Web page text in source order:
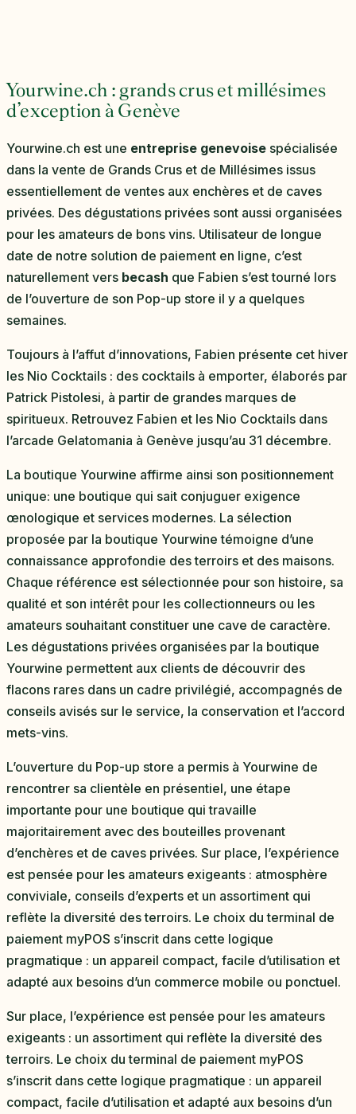
Yourwine.ch : grands crus et millésimes
d’exception à Genève
Yourwine.ch est une entreprise genevoise spécialisée
dans la vente de Grands Crus et de Millésimes issus
essentiellement de ventes aux enchères et de caves
privées. Des dégustations privées sont aussi organisées
pour les amateurs de bons vins. Utilisateur de longue
date de notre solution de paiement en ligne, c’est
naturellement vers becash que Fabien s’est tourné lors
de l’ouverture de son Pop-up store il y a quelques
semaines.
Toujours à l’affut d’innovations, Fabien présente cet hiver
les Nio Cocktails : des cocktails à emporter, élaborés par
Patrick Pistolesi, à partir de grandes marques de
spiritueux. Retrouvez Fabien et les Nio Cocktails dans
l’arcade Gelatomania à Genève jusqu’au 31 décembre.
La boutique Yourwine affirme ainsi son positionnement
unique: une boutique qui sait conjuguer exigence
œnologique et services modernes. La sélection
proposée par la boutique Yourwine témoigne d’une
connaissance approfondie des terroirs et des maisons.
Chaque référence est sélectionnée pour son histoire, sa
qualité et son intérêt pour les collectionneurs ou les
amateurs souhaitant constituer une cave de caractère.
Les dégustations privées organisées par la boutique
Yourwine permettent aux clients de découvrir des
flacons rares dans un cadre privilégié, accompagnés de
conseils avisés sur le service, la conservation et l’accord
mets-vins.
L’ouverture du Pop-up store a permis à Yourwine de
rencontrer sa clientèle en présentiel, une étape
importante pour une boutique qui travaille
majoritairement avec des bouteilles provenant
d’enchères et de caves privées. Sur place, l’expérience
est pensée pour les amateurs exigeants : atmosphère
conviviale, conseils d’experts et un assortiment qui
reflète la diversité des terroirs. Le choix du terminal de
paiement myPOS s’inscrit dans cette logique
pragmatique : un appareil compact, facile d’utilisation et
adapté aux besoins d’un commerce mobile ou ponctuel.
Sur place, l’expérience est pensée pour les amateurs
exigeants : un assortiment qui reflète la diversité des
terroirs. Le choix du terminal de paiement myPOS
s’inscrit dans cette logique pragmatique : un appareil
compact, facile d’utilisation et adapté aux besoins d’un